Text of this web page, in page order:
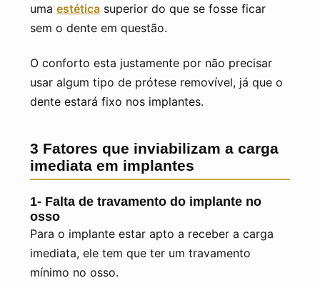
uma estéticasuperior do que se fosse ficar
sem o dente em questão.
O conforto esta justamente por não precisar
usar algum tipo de prótese removível, já que o
dente estará fixo nos implantes.
3 Fatores que inviabilizam a carga
imediata em implantes
1- Falta de travamento do implante no
osso
Para o implante estar apto a receber a carga
imediata, ele tem que ter um travamento
mínimo no osso.